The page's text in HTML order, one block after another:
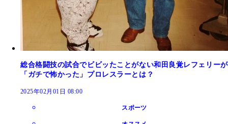
総合格闘技の試合でビビッたことがない和田良覚レフェリーが
「ガチで怖かった」プロレスラーとは？
2025年02月01日 08:00
スポーツ